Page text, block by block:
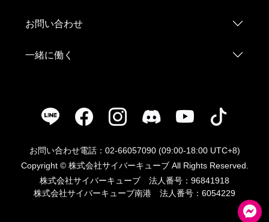
お問い合わせ
一緒に働く
お問い合わせ電話：02-66057090 (09:00-18:00 UTC+8)
Copyright © 株式会社サイバーキューブ All Rights Reserved.
株式会社サイバーキューブ 法人番号：96841918
株式会社サイバーキューブ南港 法人番号：6054229